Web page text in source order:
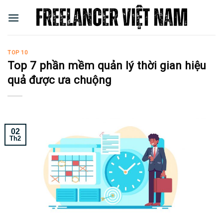
TOP 10
Top 7 phần mềm quản lý thời gian hiệu
quả được ưa chuộng
02
Th2